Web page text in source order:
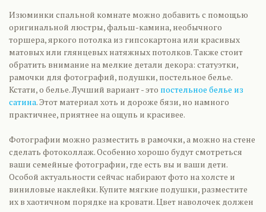
Изюминки спальной комнате можно добавить с помощью
оригинальной люстры, фальш-камина, необычного
торшера, яркого потолка из гипсокартона или красивых
матовых или глянцевых натяжных потолков. Также стоит
обратить внимание на мелкие детали декора: статуэтки,
рамочки для фотографий, подушки, постельное белье.
Кстати, о белье. Лучший вариант - это постельное белье из
сатина. Этот материал хоть и дороже бязи, но намного
практичнее, приятнее на ощупь и красивее.
Фотографии можно разместить в рамочки, а можно на стене
сделать фотоколлаж. Особенно хорошо будут смотреться
ваши семейные фотографии, где есть вы и ваши дети.
Особой актуальности сейчас набирают фото на холсте и
виниловые наклейки. Купите мягкие подушки, разместите
их в хаотичном порядке на кровати. Цвет наволочек должен